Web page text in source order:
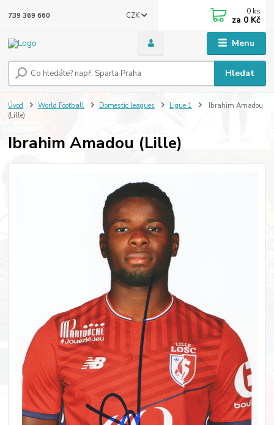
Menu
CZK
Hledat
739 369 660 0 ks
za 0 Kč
Úvod World Football Domestic leagues Ligue 1
Ibrahim Amadou
(Lille)
Ibrahim Amadou (Lille)